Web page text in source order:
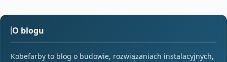
O blogu
Kobefarby to blog o budowie, rozwiązaniach instalacyjnych,